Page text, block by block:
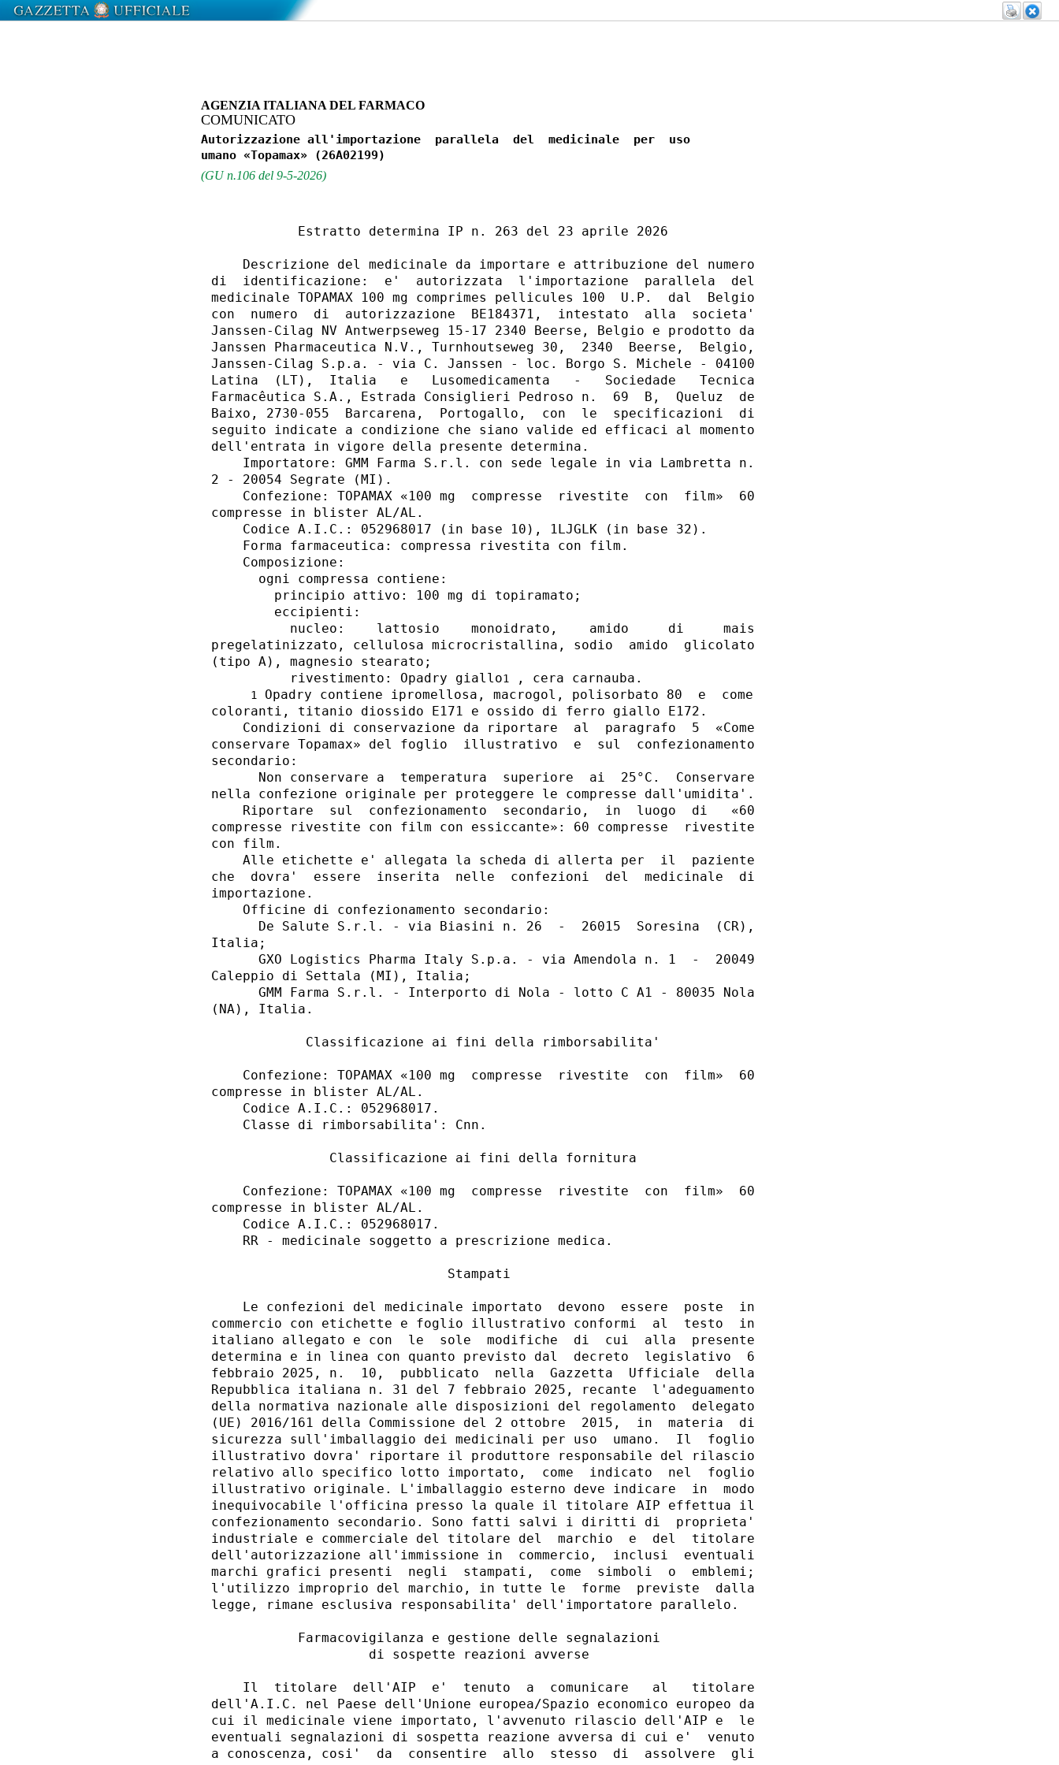
AGENZIA ITALIANA DEL FARMACO
COMUNICATO
Autorizzazione all'importazione  parallela  del  medicinale  per  uso
(GU n.106 del 9-5-2026)
           Estratto determina IP n. 263 del 23 aprile 2026
    Descrizione del medicinale da importare e attribuzione del numero
di  identificazione:  e'  autorizzata  l'importazione  parallela  del
medicinale TOPAMAX 100 mg comprimes pellicules 100  U.P.  dal  Belgio
con  numero  di  autorizzazione  BE184371,  intestato  alla  societa'
Janssen-Cilag NV Antwerpseweg 15-17 2340 Beerse, Belgio e prodotto da
Janssen Pharmaceutica N.V., Turnhoutseweg 30,  2340  Beerse,  Belgio,
Janssen-Cilag S.p.a. - via C. Janssen - loc. Borgo S. Michele - 04100
Latina  (LT),  Italia   e   Lusomedicamenta   -   Sociedade   Tecnica
Farmacêutica S.A., Estrada Consiglieri Pedroso n.  69  B,  Queluz  de
Baixo, 2730-055  Barcarena,  Portogallo,  con  le  specificazioni  di
seguito indicate a condizione che siano valide ed efficaci al momento
dell'entrata in vigore della presente determina.
    Importatore: GMM Farma S.r.l. con sede legale in via Lambretta n.
2 - 20054 Segrate (MI).
    Confezione: TOPAMAX «100 mg  compresse  rivestite  con  film»  60
compresse in blister AL/AL.
    Codice A.I.C.: 052968017 (in base 10), 1LJGLK (in base 32).
    Forma farmaceutica: compressa rivestita con film.
    Composizione:
      ogni compressa contiene:
        principio attivo: 100 mg di topiramato;
        eccipienti:
          nucleo:    lattosio    monoidrato,    amido     di     mais
pregelatinizzato, cellulosa microcristallina, sodio  amido  glicolato
(tipo A), magnesio stearato;
          rivestimento: Opadry giallo
1 , cera carnauba.
1 Opadry contiene ipromellosa, macrogol, polisorbato 80  e  come
coloranti, titanio diossido E171 e ossido di ferro giallo E172.
    Condizioni di conservazione da riportare  al  paragrafo  5  «Come
conservare Topamax» del foglio  illustrativo  e  sul  confezionamento
secondario:
      Non conservare a  temperatura  superiore  ai  25°C.  Conservare
nella confezione originale per proteggere le compresse dall'umidita'.
    Riportare  sul  confezionamento  secondario,  in  luogo  di   «60
compresse rivestite con film con essiccante»: 60 compresse  rivestite
con film.
    Alle etichette e' allegata la scheda di allerta per  il  paziente
che  dovra'  essere  inserita  nelle  confezioni  del  medicinale  di
importazione.
    Officine di confezionamento secondario:
      De Salute S.r.l. - via Biasini n. 26  -  26015  Soresina  (CR),
Italia;
      GXO Logistics Pharma Italy S.p.a. - via Amendola n. 1  -  20049
Caleppio di Settala (MI), Italia;
      GMM Farma S.r.l. - Interporto di Nola - lotto C A1 - 80035 Nola
(NA), Italia.
            Classificazione ai fini della rimborsabilita'
    Confezione: TOPAMAX «100 mg  compresse  rivestite  con  film»  60
compresse in blister AL/AL.
    Codice A.I.C.: 052968017.
    Classe di rimborsabilita': Cnn.
               Classificazione ai fini della fornitura
    Confezione: TOPAMAX «100 mg  compresse  rivestite  con  film»  60
compresse in blister AL/AL.
    Codice A.I.C.: 052968017.
    RR - medicinale soggetto a prescrizione medica.
                              Stampati
    Le confezioni del medicinale importato  devono  essere  poste  in
commercio con etichette e foglio illustrativo conformi  al  testo  in
italiano allegato e con  le  sole  modifiche  di  cui  alla  presente
determina e in linea con quanto previsto dal  decreto  legislativo  6
febbraio 2025, n.  10,  pubblicato  nella  Gazzetta  Ufficiale  della
Repubblica italiana n. 31 del 7 febbraio 2025, recante  l'adeguamento
della normativa nazionale alle disposizioni del regolamento  delegato
(UE) 2016/161 della Commissione del 2 ottobre  2015,  in  materia  di
sicurezza sull'imballaggio dei medicinali per uso  umano.  Il  foglio
illustrativo dovra' riportare il produttore responsabile del rilascio
relativo allo specifico lotto importato,  come  indicato  nel  foglio
illustrativo originale. L'imballaggio esterno deve indicare  in  modo
inequivocabile l'officina presso la quale il titolare AIP effettua il
confezionamento secondario. Sono fatti salvi i diritti di  proprieta'
industriale e commerciale del titolare del  marchio  e  del  titolare
dell'autorizzazione all'immissione in  commercio,  inclusi  eventuali
marchi grafici presenti  negli  stampati,  come  simboli  o  emblemi;
l'utilizzo improprio del marchio, in tutte le  forme  previste  dalla
legge, rimane esclusiva responsabilita' dell'importatore parallelo.
           Farmacovigilanza e gestione delle segnalazioni
                    di sospette reazioni avverse
    Il  titolare  dell'AIP  e'  tenuto  a  comunicare   al   titolare
dell'A.I.C. nel Paese dell'Unione europea/Spazio economico europeo da
cui il medicinale viene importato, l'avvenuto rilascio dell'AIP e  le
eventuali segnalazioni di sospetta reazione avversa di cui e'  venuto
a conoscenza, cosi'  da  consentire  allo  stesso  di  assolvere  gli